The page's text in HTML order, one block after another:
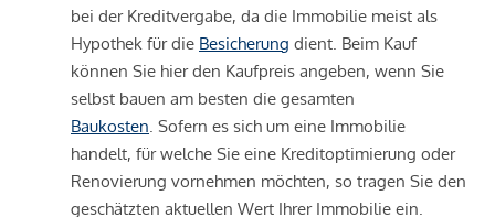
bei der Kreditvergabe, da die Immobilie meist als
Hypothek für die Besicherung dient. Beim Kauf
können Sie hier den Kaufpreis angeben, wenn Sie
selbst bauen am besten die gesamten
Baukosten . Sofern es sich um eine Immobilie
handelt, für welche Sie eine Kreditoptimierung oder
Renovierung vornehmen möchten, so tragen Sie den
geschätzten aktuellen Wert Ihrer Immobilie ein.